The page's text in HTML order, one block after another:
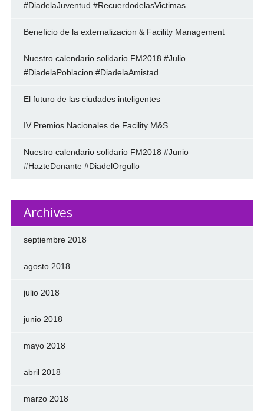
#DiadelaJuventud #RecuerdodelasVictimas
Beneficio de la externalizacion & Facility Management
Nuestro calendario solidario FM2018 #Julio
#DiadelaPoblacion #DiadelaAmistad
El futuro de las ciudades inteligentes
IV Premios Nacionales de Facility M&S
Nuestro calendario solidario FM2018 #Junio
#HazteDonante #DiadelOrgullo
Archives
septiembre 2018
agosto 2018
julio 2018
junio 2018
mayo 2018
abril 2018
marzo 2018